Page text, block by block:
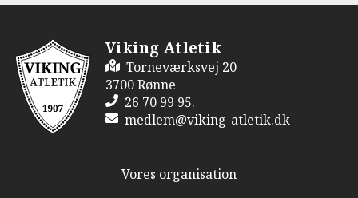
Viking Atletik
Torneværksvej 20
3700 Rønne
26 70 99 95.
medlem@viking-atletik.dk
Vores organisation